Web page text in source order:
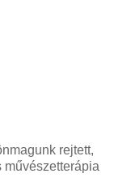
rejtett,
művészetterápia